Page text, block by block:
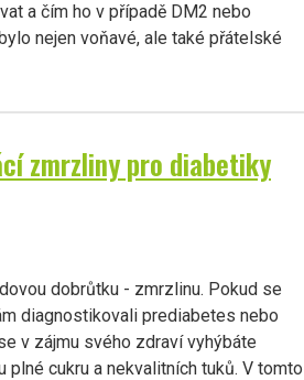
a čím ho v případě DM2 nebo
nejen voňavé, ale také přátelské
zmrzliny pro diabetiky
dobrůtku - zmrzlinu. Pokud se
diagnostikovali prediabetes nebo
v zájmu svého zdraví vyhýbáte
cukru a nekvalitních tuků. V tomto